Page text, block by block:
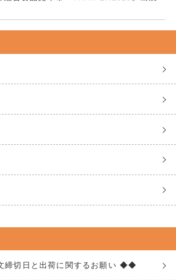
切日と出荷に関するお願い ◆◆